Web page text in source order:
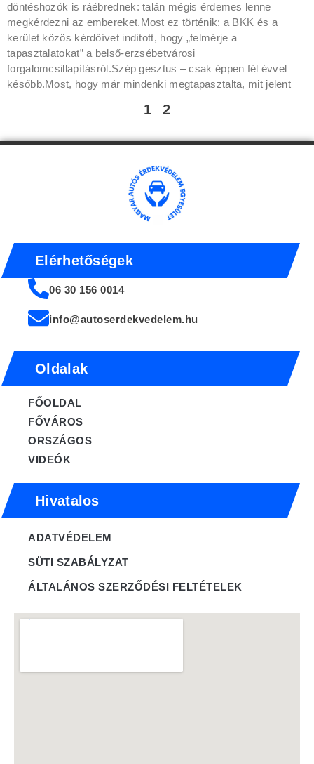
döntéshozók is ráébrednek: talán mégis érdemes lenne
megkérdezni az embereket.Most ez történik: a BKK és a
kerület közös kérdőívet indított, hogy „felmérje a
tapasztalatokat” a belső-erzsébetvárosi
forgalomcsillapításról.Szép gesztus – csak éppen fél évvel
később.Most, hogy már mindenki megtapasztalta, mit jelent
1 2
Elérhetőségek
06 30 156 0014
info@autoserdekvedelem.hu
FŐOLDAL
FŐVÁROS
ORSZÁGOS
VIDEÓK
Oldalak
ADATVÉDELEM
SÜTI SZABÁLYZAT
ÁLTALÁNOS SZERZŐDÉSI FELTÉTELEK
Hivatalos